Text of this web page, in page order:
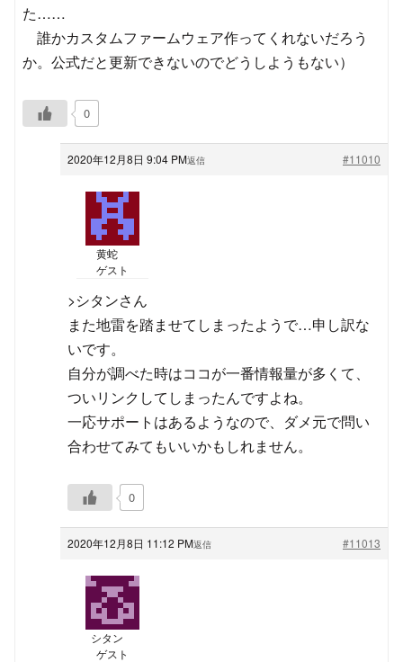
た……
誰かカスタムファームウェア作ってくれないだろう
か。公式だと更新できないのでどうしようもない）
0
2020年12月8日 9:04 PM #11010
返信
黄蛇
ゲスト
>シタンさん
また地雷を踏ませてしまったようで…申し訳な
いです。
自分が調べた時はココが一番情報量が多くて、
ついリンクしてしまったんですよね。
一応サポートはあるようなので、ダメ元で問い
合わせてみてもいいかもしれません。
0
2020年12月8日 11:12 PM #11013
返信
シタン
ゲスト